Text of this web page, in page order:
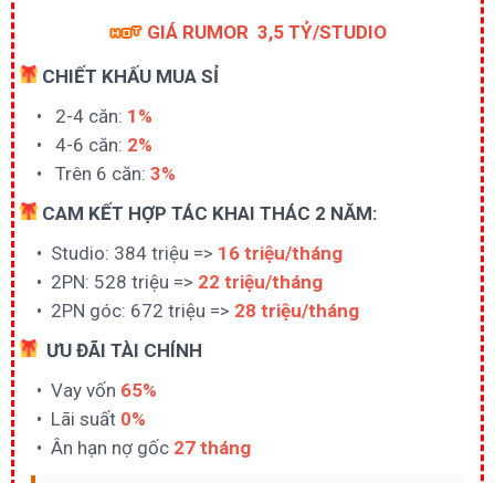
GIÁ RUMOR 3,5 TỶ/STUDIO
CHIẾT KHẤU MUA SỈ
2-4 căn: 1%
4-6 căn: 2%
Trên 6 căn: 3%
CAM KẾT HỢP TÁC KHAI THÁC 2 NĂM:
Studio: 384 triệu => 16 triệu/tháng
2PN: 528 triệu => 22 triệu/tháng
2PN góc: 672 triệu => 28 triệu/tháng
ƯU ĐÃI TÀI CHÍNH
Vay vốn 65%
Lãi suất 0%
Ân hạn nợ gốc 27 tháng